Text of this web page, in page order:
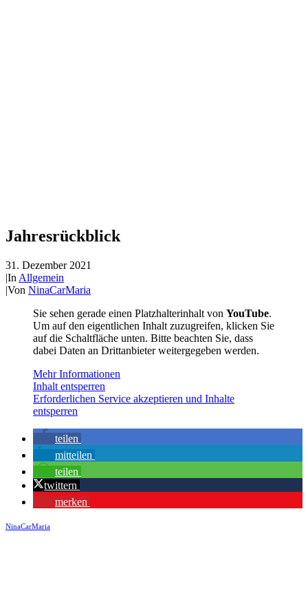
Jahresrückblick
31. Dezember 2021
|In Allgemein
|Von NinaCarMaria
Sie sehen gerade einen Platzhalterinhalt von YouTube.
Um auf den eigentlichen Inhalt zuzugreifen, klicken Sie
auf die Schaltfläche unten. Bitte beachten Sie, dass
dabei Daten an Drittanbieter weitergegeben werden.
Mehr Informationen
Inhalt entsperren
Erforderlichen Service akzeptieren und Inhalte
entsperren
teilen
mitteilen
teilen
twittern
merken
NinaCarMaria